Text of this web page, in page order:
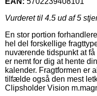
Vurderet til 4.5 ud af 5
En stor portion
hel del forskellige
nuværende tidspunkt at
er nemt for dig at hente
kalender. Fragtformen er
tilfælde også den mest
Clipsholder Vision